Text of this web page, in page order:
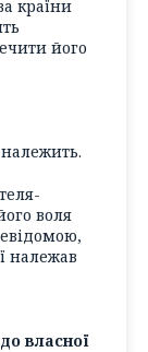
країни
його
належить.
воля
належав
власної